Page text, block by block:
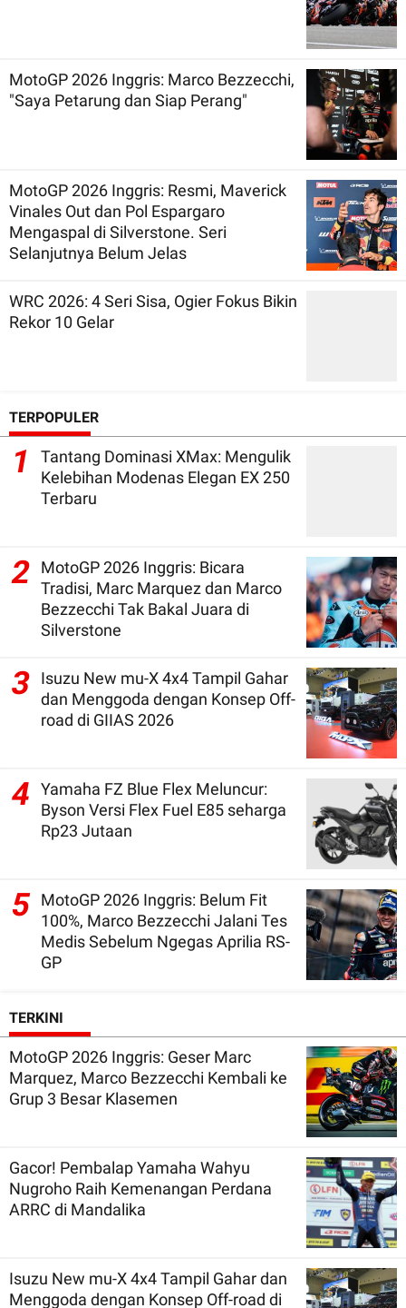
MotoGP 2026 Inggris: Marco Bezzecchi,
"Saya Petarung dan Siap Perang"
MotoGP 2026 Inggris: Resmi, Maverick
Vinales Out dan Pol Espargaro
Mengaspal di Silverstone. Seri
Selanjutnya Belum Jelas
WRC 2026: 4 Seri Sisa, Ogier Fokus Bikin
Rekor 10 Gelar
TERPOPULER
1
Tantang Dominasi XMax: Mengulik
Kelebihan Modenas Elegan EX 250
Terbaru
2
MotoGP 2026 Inggris: Bicara
Tradisi, Marc Marquez dan Marco
Bezzecchi Tak Bakal Juara di
Silverstone
3
Isuzu New mu-X 4x4 Tampil Gahar
dan Menggoda dengan Konsep Off-
road di GIIAS 2026
4
Yamaha FZ Blue Flex Meluncur:
Byson Versi Flex Fuel E85 seharga
Rp23 Jutaan
5 MotoGP 2026 Inggris: Belum Fit
100%, Marco Bezzecchi Jalani Tes
Medis Sebelum Ngegas Aprilia RS-
GP
TERKINI
MotoGP 2026 Inggris: Geser Marc
Marquez, Marco Bezzecchi Kembali ke
Grup 3 Besar Klasemen
Gacor! Pembalap Yamaha Wahyu
Nugroho Raih Kemenangan Perdana
ARRC di Mandalika
Isuzu New mu-X 4x4 Tampil Gahar dan
Menggoda dengan Konsep Off-road di